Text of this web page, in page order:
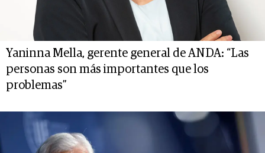
Yaninna Mella, gerente general de ANDA: “Las
personas son más importantes que los
problemas”